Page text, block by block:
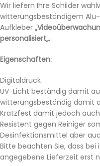
Wir liefern Ihre Schilder
witterungsbeständigem
Aufkleber
personalisiert„.
Eigenschaften:
Digitaldruck
UV-Licht beständig damit
witterungsbeständig damit
Kratzfest damit jedoch
Resistent gegen Reiniger
Desinfektionsmittel aber
Bitte beachten Sie, dass bei
angegebene Lieferzeit erst